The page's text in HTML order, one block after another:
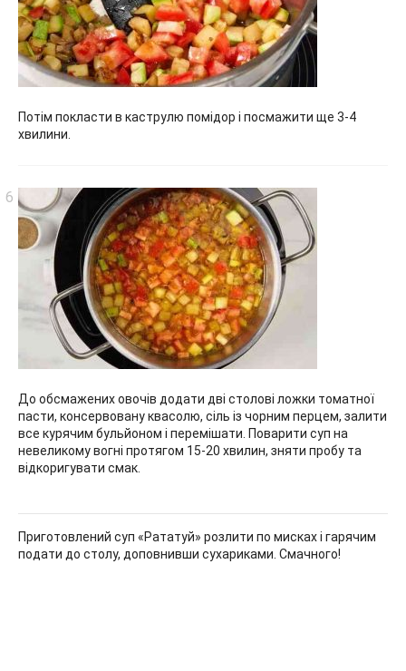
Потім покласти в каструлю помідор і посмажити ще 3-4
хвилини.
До обсмажених овочів додати дві столові ложки томатної
пасти, консервовану квасолю, сіль із чорним перцем, залити
все курячим бульйоном і перемішати. Поварити суп на
невеликому вогні протягом 15-20 хвилин, зняти пробу та
відкоригувати смак.
Приготовлений суп «Рататуй» розлити по мисках і гарячим
подати до столу, доповнивши сухариками. Смачного!